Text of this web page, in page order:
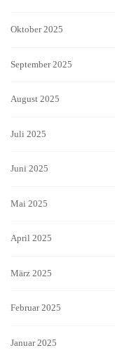
Oktober 2025
September 2025
August 2025
Juli 2025
Juni 2025
Mai 2025
April 2025
März 2025
Februar 2025
Januar 2025